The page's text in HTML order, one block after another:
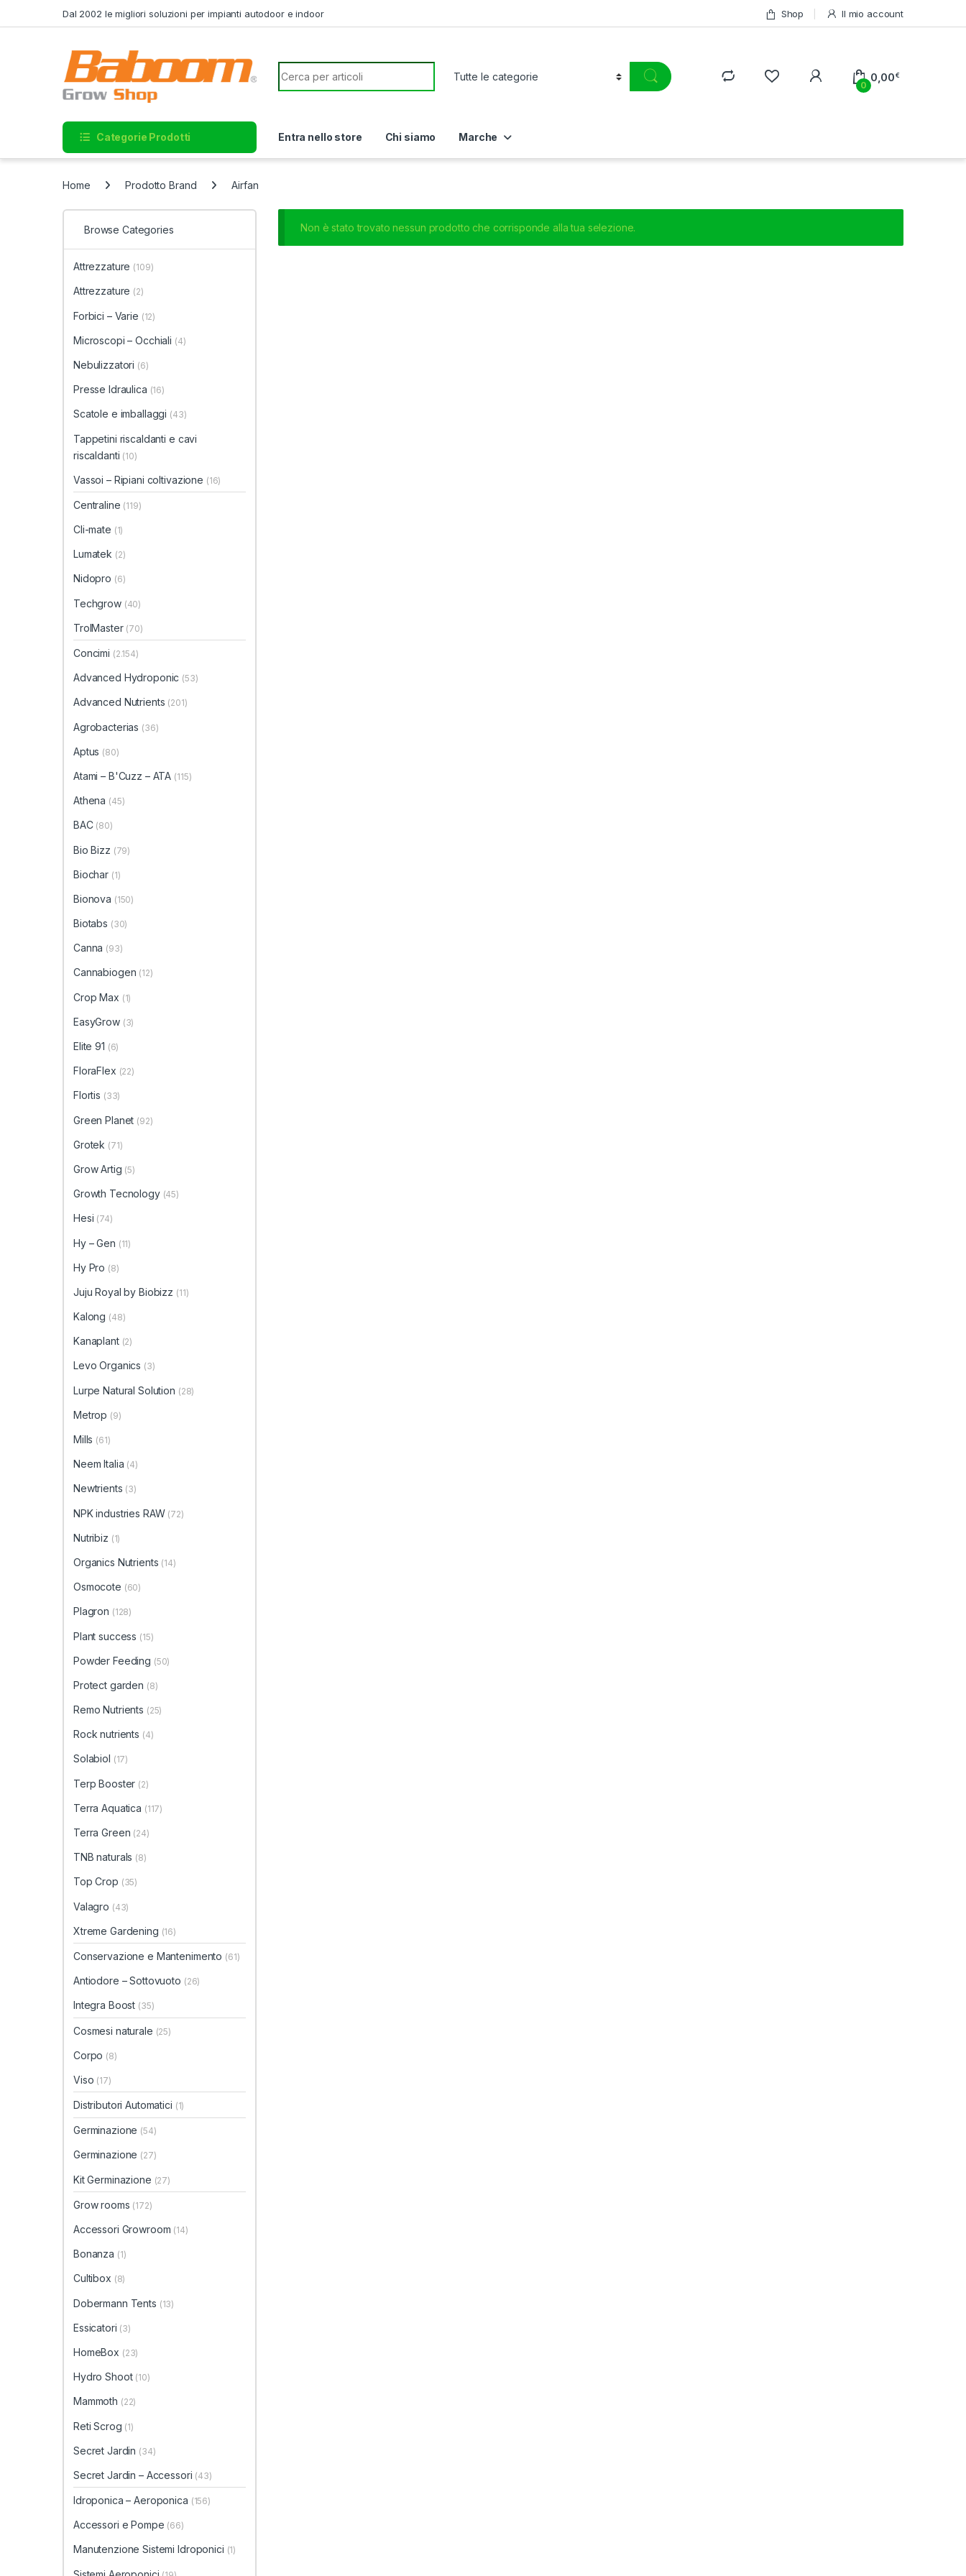
Dal 2002 le migliori soluzioni per impianti autodoor e indoor Shop Il mio account
Search for:
0
0,00€
Categorie Prodotti Entra nello store Chi siamo Marche
Home Prodotto Brand Airfan
Non è stato trovato nessun prodotto che corrisponde alla tua selezione.
Browse Categories
Attrezzature (109)
Attrezzature (2)
Forbici – Varie (12)
Microscopi – Occhiali (4)
Nebulizzatori (6)
Presse Idraulica (16)
Scatole e imballaggi (43)
Tappetini riscaldanti e cavi
riscaldanti (10)
Vassoi – Ripiani coltivazione (16)
Centraline (119)
Cli-mate (1)
Lumatek (2)
Nidopro (6)
Techgrow (40)
TrolMaster (70)
Concimi (2.154)
Advanced Hydroponic (53)
Advanced Nutrients (201)
Agrobacterias (36)
Aptus (80)
Atami – B'Cuzz – ATA (115)
Athena (45)
BAC (80)
Bio Bizz (79)
Biochar (1)
Bionova (150)
Biotabs (30)
Canna (93)
Cannabiogen (12)
Crop Max (1)
EasyGrow (3)
Elite 91 (6)
FloraFlex (22)
Flortis (33)
Green Planet (92)
Grotek (71)
Grow Artig (5)
Growth Tecnology (45)
Hesi (74)
Hy – Gen (11)
Hy Pro (8)
Juju Royal by Biobizz (11)
Kalong (48)
Kanaplant (2)
Levo Organics (3)
Lurpe Natural Solution (28)
Metrop (9)
Mills (61)
Neem Italia (4)
Newtrients (3)
NPK industries RAW (72)
Nutribiz (1)
Organics Nutrients (14)
Osmocote (60)
Plagron (128)
Plant success (15)
Powder Feeding (50)
Protect garden (8)
Remo Nutrients (25)
Rock nutrients (4)
Solabiol (17)
Terp Booster (2)
Terra Aquatica (117)
Terra Green (24)
TNB naturals (8)
Top Crop (35)
Valagro (43)
Xtreme Gardening (16)
Conservazione e Mantenimento (61)
Antiodore – Sottovuoto (26)
Integra Boost (35)
Cosmesi naturale (25)
Corpo (8)
Viso (17)
Distributori Automatici (1)
Germinazione (54)
Germinazione (27)
Kit Germinazione (27)
Grow rooms (172)
Accessori Growroom (14)
Bonanza (1)
Cultibox (8)
Dobermann Tents (13)
Essicatori (3)
HomeBox (23)
Hydro Shoot (10)
Mammoth (22)
Reti Scrog (1)
Secret Jardin (34)
Secret Jardin – Accessori (43)
Idroponica – Aeroponica (156)
Accessori e Pompe (66)
Manutenzione Sistemi Idroponici (1)